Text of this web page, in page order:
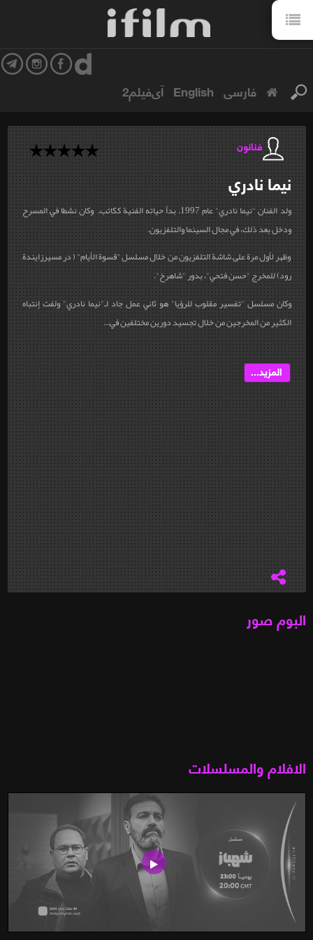
فارسی English آی‌فیلم2
فنانون
نيمانادري
ولد الفنان "نيما نادري" عام 1997. بدأ حياته الفنية ككاتب. وكان نشطا في المسرح
ودخل بعد ذلك، في مجال السينما والتلفزيون.
وظهر لأول مرة على شاشة التلفزيون من خلال مسلسل "قسوة الأيام" ( در مسيرزايندة
رود) للمخرج "حسن فتحي"، بدور "شاهرخ".
وكان مسلسل "تفسير مقلوب للرؤيا" هو ثاني عمل جاد لـ"نيما نادري" ولفت إنتباه
الكثير من المخرجين من خلال تجسيد دورين مختلفين في...
المزيد...
البوم صور
الافلام والمسلسلات